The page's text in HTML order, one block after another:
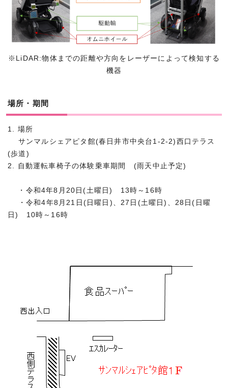
※LiDAR:物体までの距離や方向をレーザーによって検知する
機器
場所・期間
1. 場所
サンマルシェアピタ館(春日井市中央台1-2-2)西口テラス
(歩道)
2. 自動運転車椅子の体験乗車期間 (雨天中止予定)
・令和4年8月20日(土曜日) 13時～16時
・令和4年8月21日(日曜日)、27日(土曜日)、28日(日曜
日) 10時～16時